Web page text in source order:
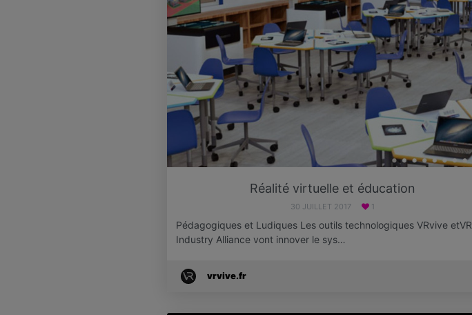
Réalité virtuelle et éducation
30 JUILLET 2017 1
Pédagogiques et Ludiques Les outils technologiques VRvive etVR
Industry Alliance vont innover le sys…
vrvive.fr